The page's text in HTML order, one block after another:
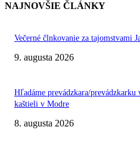
NAJNOVŠIE ČLÁNKY
Večerné člnkovanie za tajomstvami
9. augusta 2026
Hľadáme prevádzkara/
kaštieli v Modre
8. augusta 2026